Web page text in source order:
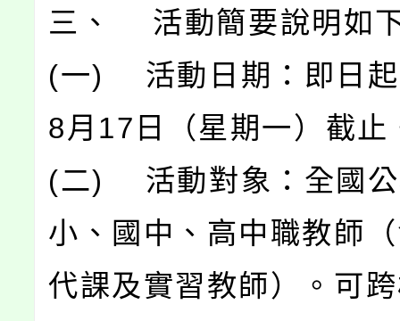
三、 活動簡要說明如
(一) 活動日期：即日
8月17日（星期一）截止
(二) 活動對象：全國公
小、國中、高中職教師
代課及實習教師）。可